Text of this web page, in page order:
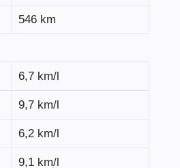
546 km
6,7 km/l
9,7 km/l
6,2 km/l
9,1 km/l